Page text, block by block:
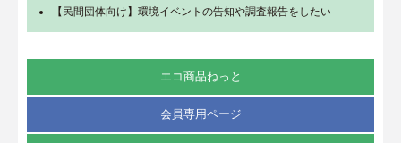
【民間団体向け】環境イベントの告知や調査報告をしたい
エコ商品ねっと
会員専用ページ